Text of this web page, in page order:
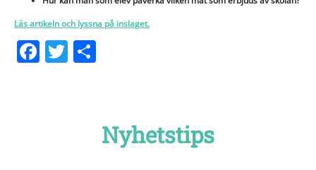
Läs artikeln och lyssna på inslaget.
Facebook
Twitter
Nyhetstips